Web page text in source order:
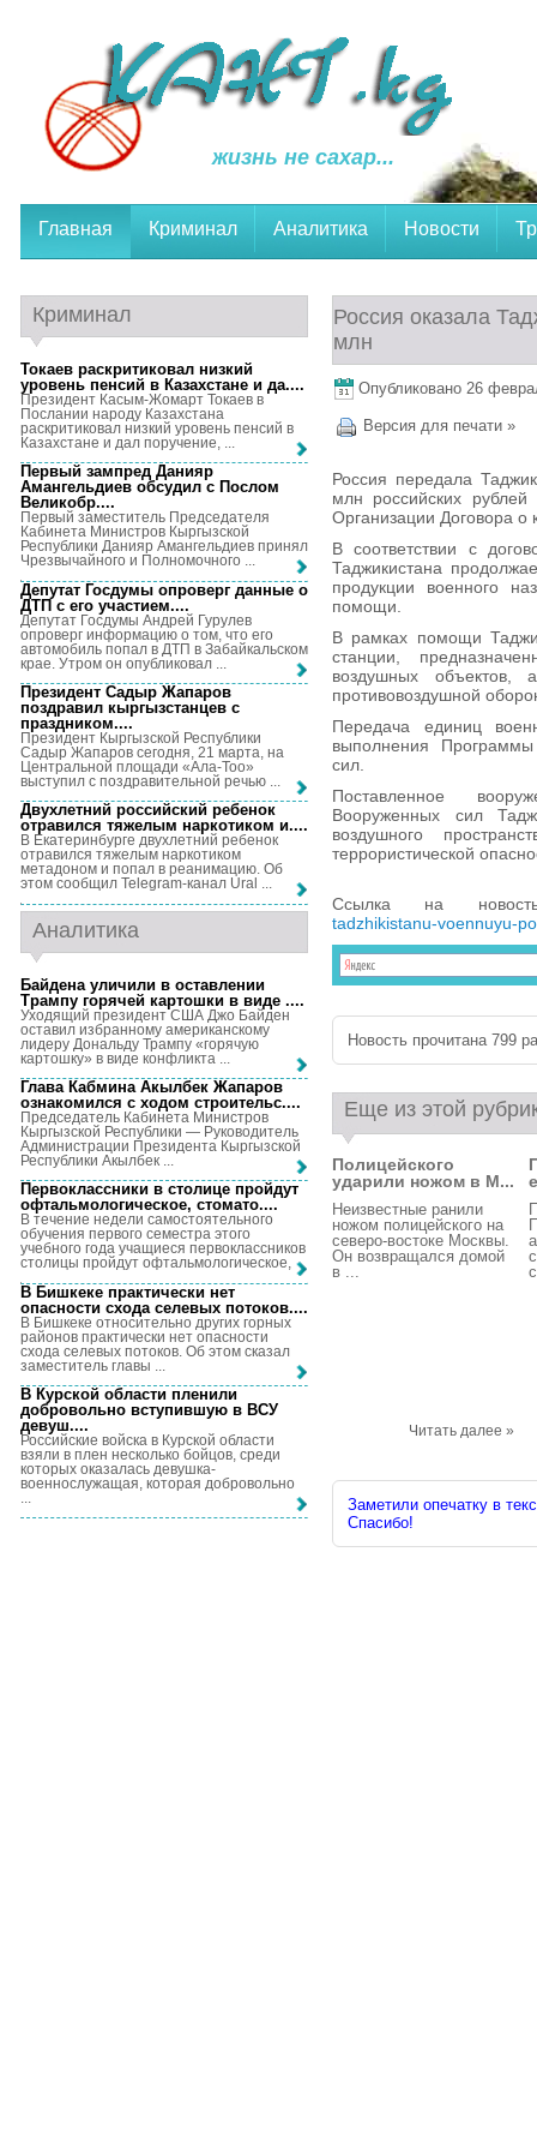
жизнь не сахар...
Главная Криминал Аналитика Новости
Россия оказала
млн
Опубликовано 26
Версия для печати »
Россия передала
млн российских
Организации Договора о
В соответствии с
Таджикистана
продукции военного
помощи.
В рамках помощи
станции,
воздушных объектов,
противовоздушной
Передача единиц
выполнения
сил.
Поставленное
Вооруженных сил
воздушного
террористической
Ссылка на
tadzhikistanu-voennuyu-
Новость прочитана 799
Еще из этой
Полицейского
ударили ножом в М...
Неизвестные ранили
ножом полицейского на
северо-востоке Москвы.
Он возвращался домой
в ...
Читать далее »
Заметили опечатку в
Спасибо!
Криминал
Токаев раскритиковал низкий
уровень пенсий в Казахстане и да....
Президент Касым-Жомарт Токаев в
Послании народу Казахстана
раскритиковал низкий уровень пенсий в
Казахстане и дал поручение, ...
Первый зампред Данияр
Амангельдиев обсудил с Послом
Великобр....
Первый заместитель Председателя
Кабинета Министров Кыргызской
Республики Данияр Амангельдиев принял
Чрезвычайного и Полномочного ...
Депутат Госдумы опроверг данные о
ДТП с его участием....
Депутат Госдумы Андрей Гурулев
опроверг информацию о том, что его
автомобиль попал в ДТП в Забайкальском
крае. Утром он опубликовал ...
Президент Садыр Жапаров
поздравил кыргызстанцев с
праздником....
Президент Кыргызской Республики
Садыр Жапаров сегодня, 21 марта, на
Центральной площади «Ала-Тоо»
выступил с поздравительной речью ...
Двухлетний российский ребенок
отравился тяжелым наркотиком и....
В Екатеринбурге двухлетний ребенок
отравился тяжелым наркотиком
метадоном и попал в реанимацию. Об
этом сообщил Telegram-канал Ural ...
Аналитика
Байдена уличили в оставлении
Трампу горячей картошки в виде ....
Уходящий президент США Джо Байден
оставил избранному американскому
лидеру Дональду Трампу «горячую
картошку» в виде конфликта ...
Глава Кабмина Акылбек Жапаров
ознакомился с ходом строительс....
Председатель Кабинета Министров
Кыргызской Республики — Руководитель
Администрации Президента Кыргызской
Республики Акылбек ...
Первоклассники в столице пройдут
офтальмологическое, стомато....
В течение недели самостоятельного
обучения первого семестра этого
учебного года учащиеся первоклассников
столицы пройдут офтальмологическое, ...
В Бишкеке практически нет
опасности схода селевых потоков....
В Бишкеке относительно других горных
районов практически нет опасности
схода селевых потоков. Об этом сказал
заместитель главы ...
В Курской области пленили
добровольно вступившую в ВСУ
девуш....
Российские войска в Курской области
взяли в плен несколько бойцов, среди
которых оказалась девушка-
военнослужащая, которая добровольно
...